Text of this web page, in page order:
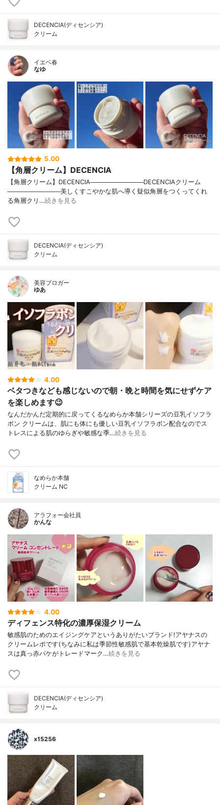
DECENCIA(ディセンシア)
クリーム
イエベ春
なゆ
5.00
【角層クリーム】DECENCIA
【角層クリーム】DECENCIA────────────DECENCIAクリーム
────────────美しくすこやかな肌へ導く疑似角層をつくってくれ
る角層クリ…続きを見る
DECENCIA(ディセンシア)
クリーム
美容ブロガー
ゆあ
4.00
ベタつきなども感じないので朝・晩と時間を気にせずケア
を楽しめます😉
なんだかんだ定期的に戻ってくるなめらか本舗シリーズの豆乳イソフラ
ボン クリームは、肌にも体にも優しい豆乳イソフラボン配合なのでス
トレスによる肌のゆらぎや敏感な季…続きを見る
なめらか本舗
クリーム NC
アラフォー会社員
かんな
4.00
ディフェンス特化の濃厚保湿クリーム
敏感肌のためのエイジングケアというありがたいブランド!アヤナスの
クリームレポです(ちなみに私は季節性敏感肌で基本乾燥肌です)アヤナ
スは真っ赤パケがトレードマーク…続きを見る
DECENCIA(ディセンシア)
クリーム
x15256